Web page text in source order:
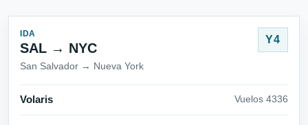
IDA
SAL → NYC
San Salvador → Nueva York
Y4
Volaris Vuelos 4336